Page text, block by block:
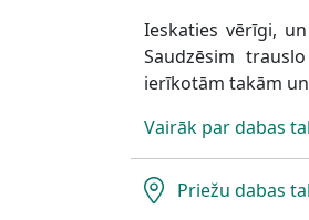
Ieskaties vērīgi,
Saudzēsim
ierīkotām takām
Vairāk par dabas
Priežu dabas